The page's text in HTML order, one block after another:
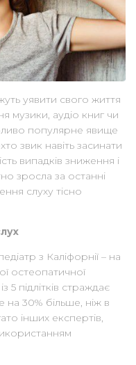
уявити свого життя
музики, аудіо книг чи
популярне явище
звик навіть засинати
випадків зниження і
зросла за останні
слуху тісно
з Каліфорнії – на
остеопатичної
5 підлітків страждає
на 30% більше, ніж в
інших експертів,